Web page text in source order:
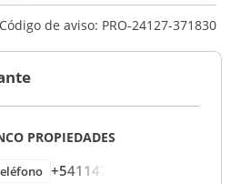
Código de aviso: PRO-24127-371830
PROPIEDADES
+541147